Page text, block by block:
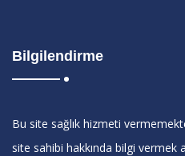
Bilgilendirme
Bu site sağlık hizmeti
site sahibi hakkında bilgi vermek